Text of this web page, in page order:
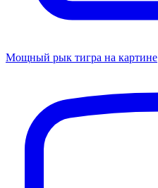
Мощный рык тигра на картине